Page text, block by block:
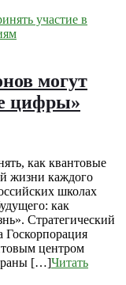
могут
цифры»
как квантовые
жизни каждого
школах
как
Стратегический
Госкорпорация
центром
[…]Читать